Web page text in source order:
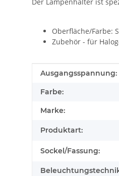
Oberfläche/Farbe:
Zubehör - für
Produkteigenschaft
Wert
Ausgangsspannung:
Farbe:
Marke:
Produktart:
Sockel/Fassung: